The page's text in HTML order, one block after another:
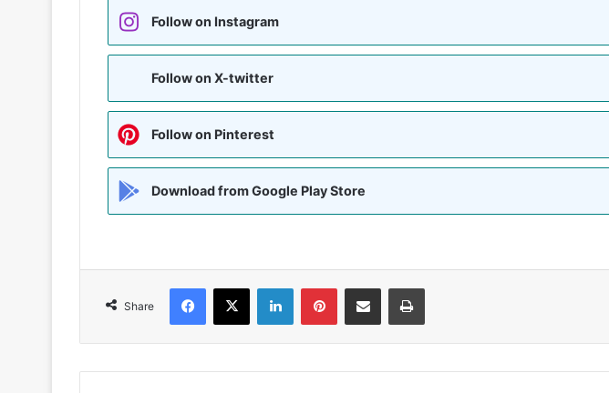
Follow on Instagram
Follow on X-twitter
Follow on Pinterest
Download from Google Play Store
Share
Facebook
X LinkedInPinterestShare via Email Print